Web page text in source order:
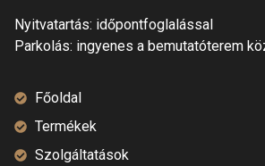
Nyitvatartás: időpontfoglalással
Parkolás: ingyenes a bemutatóterem
Főoldal
Termékek
Szolgáltatások